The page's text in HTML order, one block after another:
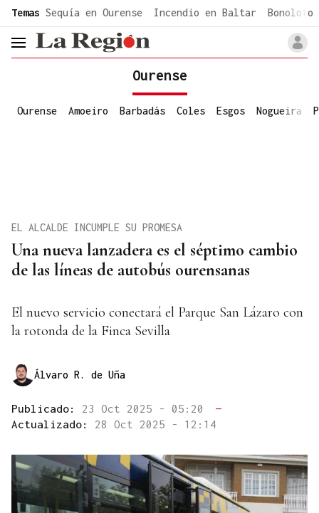
common.go-to-content
Temas Sequía en Ourense Incendio en Baltar Bonoloto
header.menu.open
Ourense
Ourense Amoeiro Barbadás Coles Esgos Nogueira
Una nueva lanzadera es el séptimo cambio
de las líneas de autobús ourensanas
EL ALCALDE INCUMPLE SU PROMESA
El nuevo servicio conectará el Parque San Lázaro con
la rotonda de la Finca Sevilla
Álvaro R. de Uña
Publicado: 23 Oct 2025 - 05:20
—
Actualizado: 28 Oct 2025 - 12:14